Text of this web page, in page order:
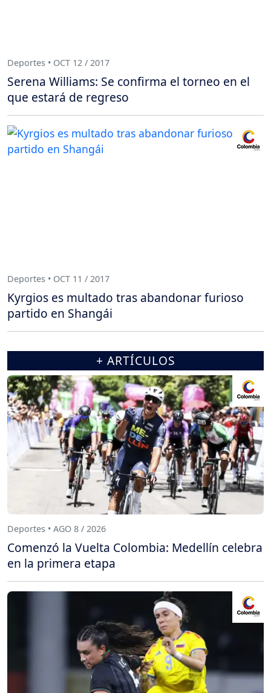
Deportes • OCT 12 / 2017
Serena Williams: Se confirma el torneo en el
que estará de regreso
Deportes • OCT 11 / 2017
Kyrgios es multado tras abandonar furioso
partido en Shangái
+ ARTÍCULOS
Deportes • AGO 8 / 2026
Comenzó la Vuelta Colombia: Medellín celebra
en la primera etapa